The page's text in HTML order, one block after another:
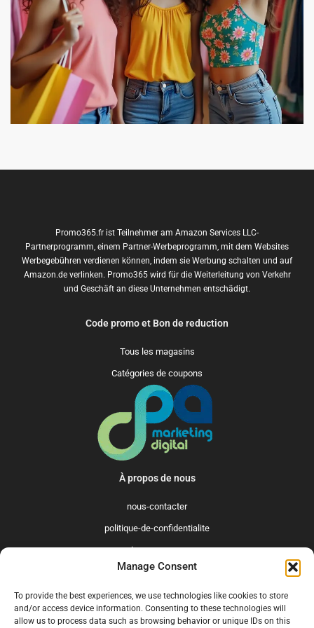
Manage Consent
To provide the best experiences, we use technologies like cookies to store
and/or access device information. Consenting to these technologies will
allow us to process data such as browsing behavior or unique IDs on this
Promo365.fr ist Teilnehmer am Amazon Services LLC-
Partnerprogramm, einem Partner-Werbeprogramm, mit dem Websites
Werbegebühren verdienen können, indem sie Werbung schalten und auf
Amazon.de verlinken. Promo365 wird für die Weiterleitung von Verkehr
und Geschäft an diese Unternehmen entschädigt.
Code promo et Bon de reduction
Tous les magasins
Catégories de coupons
À propos de nous
nous-contacter
politique-de-confidentialite
qui-sommes-nous
US GB FR IT ES NL AU BR CA